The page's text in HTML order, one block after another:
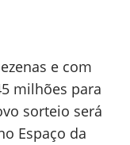
e com
milhões para
sorteio será
Espaço da